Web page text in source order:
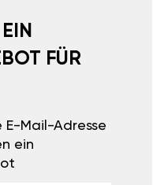
FÜR
E-Mail-Adresse
ein